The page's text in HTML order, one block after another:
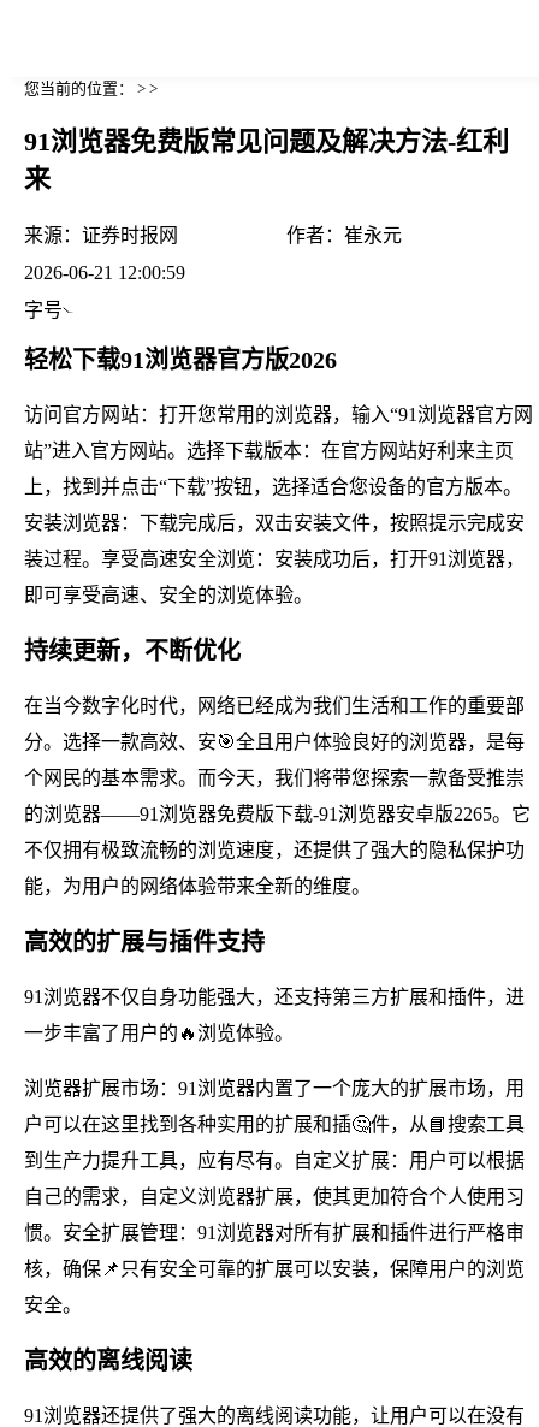
您当前的位置： > >
91浏览器免费版常见问题及解决方法-红利
来
来源： 证券时报网 作者： 崔永元
2026-06-21 12:00:59
字号
轻松下载91浏览器官方版2026
访问官方网站：打开您常用的浏览器，输入“91浏览器官方网
站”进入官方网站。选择下载版本：在官方网站好利来主页
上，找到并点击“下载”按钮，选择适合您设备的官方版本。
安装浏览器：下载完成后，双击安装文件，按照提示完成安
装过程。享受高速安全浏览：安装成功后，打开91浏览器，
即可享受高速、安全的浏览体验。
持续更新，不断优化
在当今数字化时代，网络已经成为我们生活和工作的重要部
分。选择一款高效、安🎯全且用户体验良好的浏览器，是每
个网民的基本需求。而今天，我们将带您探索一款备受推崇
的浏览器——91浏览器免费版下载-91浏览器安卓版2265。它
不仅拥有极致流畅的浏览速度，还提供了强大的隐私保护功
能，为用户的网络体验带来全新的维度。
高效的扩展与插件支持
91浏览器不仅自身功能强大，还支持第三方扩展和插件，进
一步丰富了用户的🔥浏览体验。
浏览器扩展市场：91浏览器内置了一个庞大的扩展市场，用
户可以在这里找到各种实用的扩展和插🤔件，从📘搜索工具
到生产力提升工具，应有尽有。自定义扩展：用户可以根据
自己的需求，自定义浏览器扩展，使其更加符合个人使用习
惯。安全扩展管理：91浏览器对所有扩展和插件进行严格审
核，确保📌只有安全可靠的扩展可以安装，保障用户的浏览
安全。
高效的离线阅读
91浏览器还提供了强大的离线阅读功能，让用户可以在没有